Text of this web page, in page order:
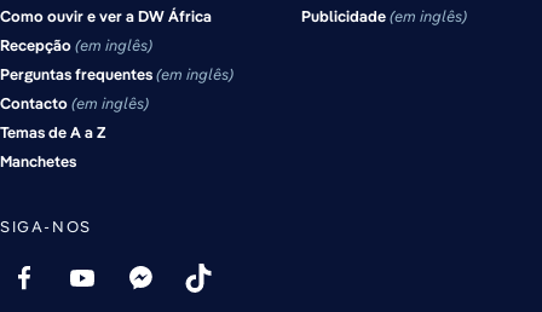
Como ouvir e ver a DW África
Recepção em inglês
Perguntas frequentes em inglês
Contacto em inglês
Temas de A a Z
Manchetes
Publicidade em inglês
SIGA-NOS